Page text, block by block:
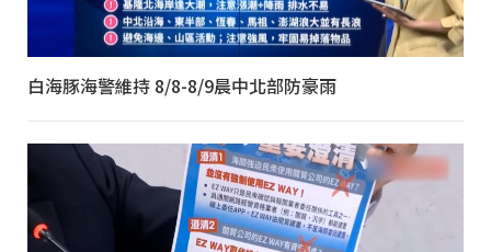
白海豚海警維持 8/8-8/9晨中北部防豪雨